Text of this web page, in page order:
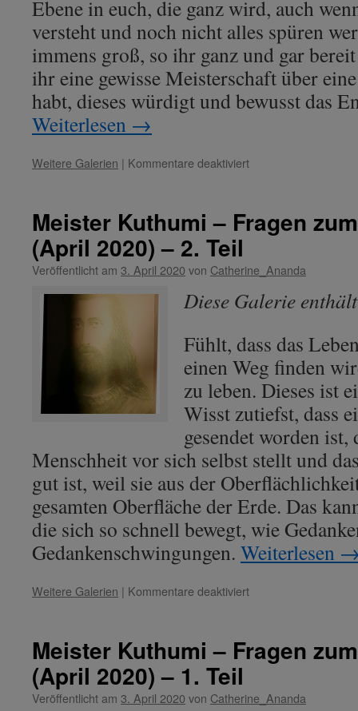
Ebene in euch, die ganz wird, auch
versteht und noch nicht alles spüren
immens groß, so ihr ganz und gar
ihr eine gewisse Meisterschaft über
habt, dieses würdigt und bewusst das
Weiterlesen →
Weitere Galerien | Kommentare deaktiviertfür
„Bewusstes
Zyklus
Meisterschaft.“
Meister Kuthumi – Fragen
(April 2020) – 2. Teil
Veröffentlicht am 3. April 2020 von Catherine_Ananda
Diese Galerie
Fühlt, dass das
einen Weg finden
zu leben. Dieses ist
Wisst zutiefst, dass
gesendet worden
Menschheit vor sich selbst stellt und
gut ist, weil sie aus der
gesamten Oberfläche der Erde. Das
die sich so schnell bewegt, wie
Gedankenschwingungen. Weiterlesen
Weitere Galerien | Kommentare deaktiviertfür
Fragen
(April
Meister Kuthumi – Fragen
(April 2020) – 1. Teil
Veröffentlicht am 3. April 2020 von Catherine_Ananda